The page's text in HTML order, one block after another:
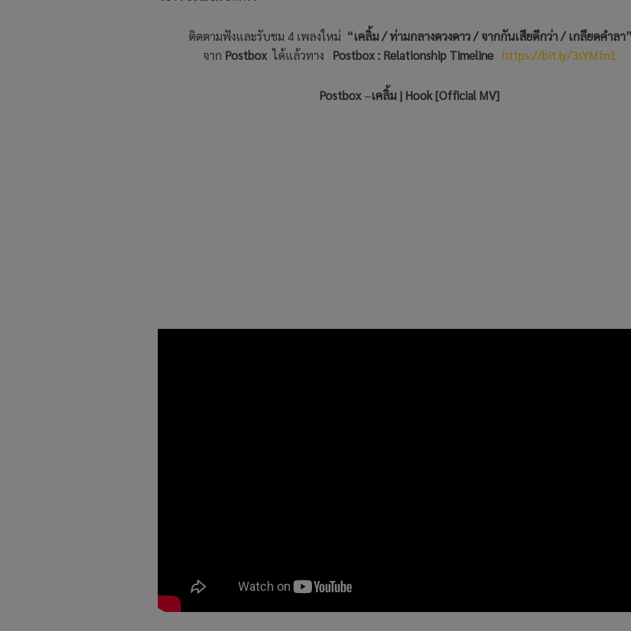
ติดตามฟังและรับชม 4 เพลงใหม่ “เคลิ้ม / ท่ามกลางดวงดาว / จากกันเสียดีกว่า / เกลียดคำลา
จาก Postboxได้แล้วทาง Postbox : Relationship Timeline https://bit.ly/3sYMfn1
Postbox–เคลิ้ม | Hook [Official MV]